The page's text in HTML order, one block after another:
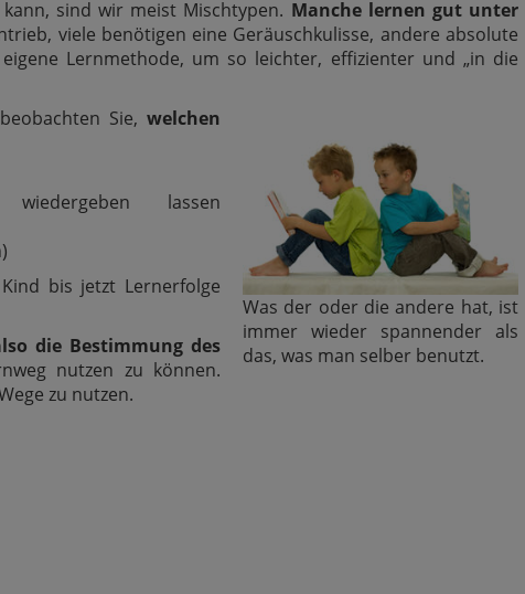
sind wir meist Mischtypen. Manche lernen gut unter
viele benötigen eine Geräuschkulisse, andere absolute
Lernmethode, um so leichter, effizienter und „in die
Was der oder die andere hat, ist
immer wieder spannender als
das, was man selber benutzt.
Sie, welchen
lassen
bis jetzt Lernerfolge
die Bestimmung des
nutzen zu können.
zu nutzen.